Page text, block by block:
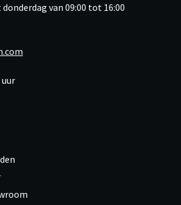
van 09:00 tot 16:00